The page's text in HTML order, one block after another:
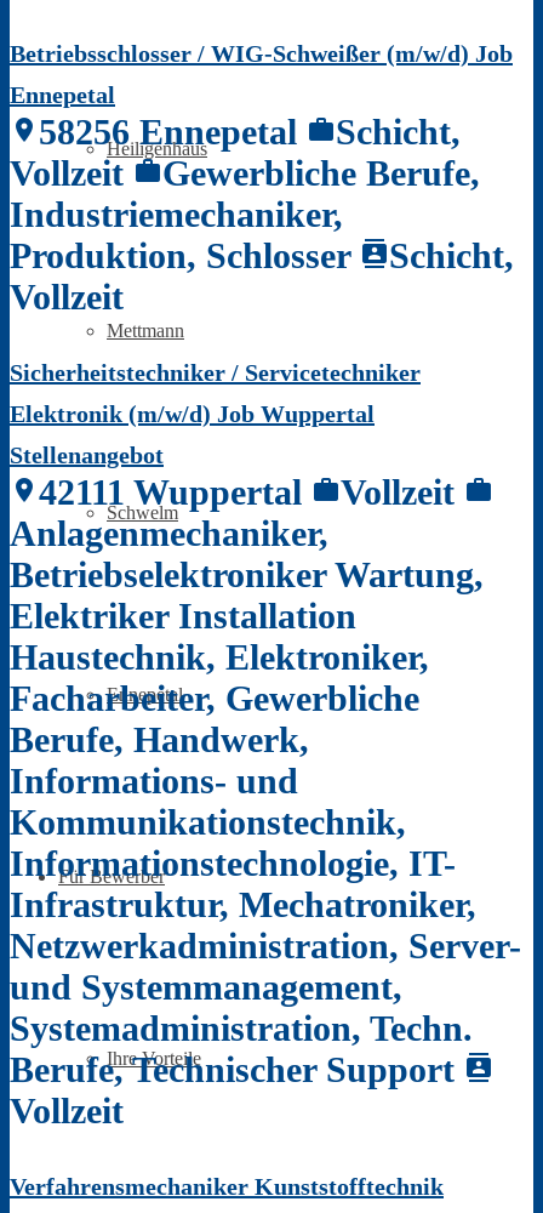
Heiligenhaus
Mettmann
Schwelm
Ennepetal
Für Bewerber
Ihre Vorteile
Betriebsschlosser / WIG-Schweißer (m/w/d) Job
Ennepetal
location_on 58256 Ennepetal workSchicht,
Vollzeit workGewerbliche Berufe,
Industriemechaniker,
Produktion, Schlosser contactsSchicht,
Vollzeit
Sicherheitstechniker / Servicetechniker
Elektronik (m/w/d) Job Wuppertal
Stellenangebot
location_on 42111 Wuppertal workVollzeit work
Anlagenmechaniker,
Betriebselektroniker Wartung,
Elektriker Installation
Haustechnik, Elektroniker,
Facharbeiter, Gewerbliche
Berufe, Handwerk,
Informations- und
Kommunikationstechnik,
Informationstechnologie, IT-
Infrastruktur, Mechatroniker,
Netzwerkadministration, Server-
und Systemmanagement,
Systemadministration, Techn.
Berufe, Technischer Support contacts
Vollzeit
Verfahrensmechaniker Kunststofftechnik